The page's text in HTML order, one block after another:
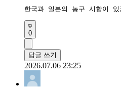
한국과 일본의 농구 시합이
0
답글 쓰기
2026.07.06 23:25